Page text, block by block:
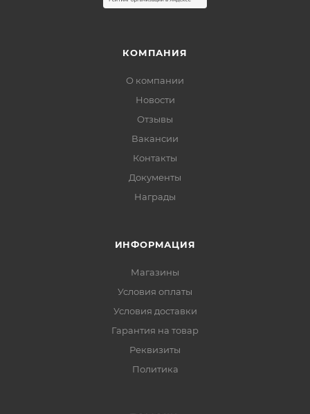
КОМПАНИЯ
О компании
Новости
Отзывы
Вакансии
Контакты
Документы
Награды
ИНФОРМАЦИЯ
Магазины
Условия оплаты
Условия доставки
Гарантия на товар
Реквизиты
Политика